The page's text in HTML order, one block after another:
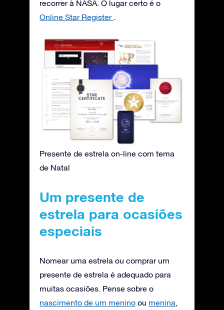
recorrer à NASA. O lugar certo é o
Online Star Register .
Presente de estrela on-line com tema
de Natal
Um presente de
estrela para ocasiões
especiais
Nomear uma estrela ou comprar um
presente de estrela é adequado para
muitas ocasiões. Pense sobre o
nascimento de um menino ou menina,